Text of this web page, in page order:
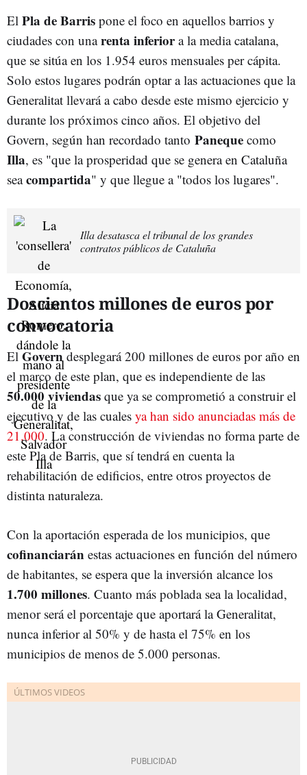
El Pla de Barris pone el foco en aquellos barrios y
ciudades con unarenta inferiora la media catalana,
que se sitúa en los 1.954 euros mensuales per cápita.
Solo estos lugares podrán optar a las actuaciones que la
Generalitat llevará a cabo desde este mismo ejercicio y
durante los próximos cinco años. El objetivo del
Govern, según han recordado tanto Paneque como
Illa, es "que la prosperidad que se genera en Cataluña
seacompartida" y que llegue a "todos los lugares".
Illa desatasca el tribunal de los grandes
contratos públicos de Cataluña
Doscientos millones de euros por
convocatoria
El Governdesplegará 200 millones de euros por año en
el marco de este plan, que es independiente de las
50.000 viviendas que ya se comprometió a construir el
ejecutivo y de las cuales ya han sido anunciadas más de
21.000. La construcción de viviendas no forma parte de
este Pla de Barris, que sí tendrá en cuenta la
rehabilitación de edificios, entre otros proyectos de
distinta naturaleza.
Con la aportación esperada de los municipios, que
cofinanciarán estas actuaciones en función del número
de habitantes, se espera que la inversión alcance los
1.700 millones. Cuanto más poblada sea la localidad,
menor será el porcentaje que aportará la Generalitat,
nunca inferior al 50% y de hasta el 75% en los
municipios de menos de 5.000 personas.